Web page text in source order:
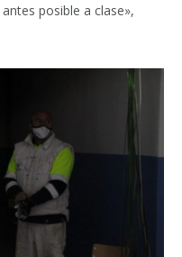
posible a clase»,